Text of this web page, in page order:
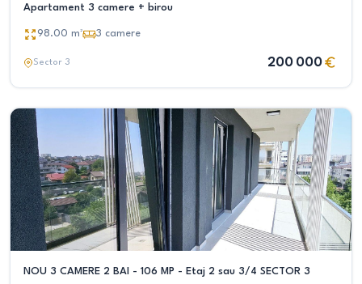
Apartament 3 camere + birou
98.00 m² 3 camere
Sector 3 200 000
NOU 3 CAMERE 2 BAI - 106 MP - Etaj 2 sau 3/4 SECTOR 3